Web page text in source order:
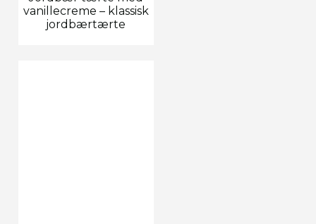
vanillecreme – klassisk
jordbærtærte